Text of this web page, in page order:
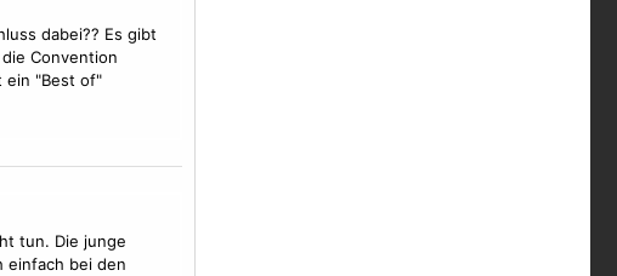
dabei?? Es gibt
Convention
ein "Best of"
tun. Die junge
einfach bei den